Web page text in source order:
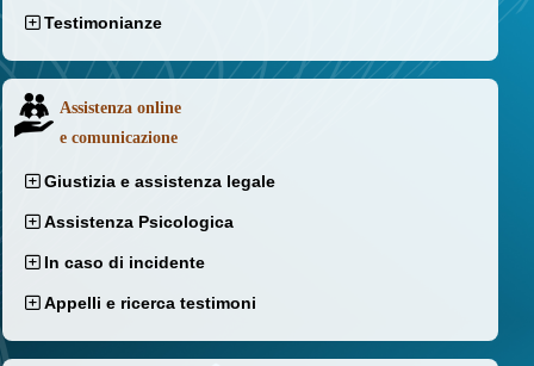
Testimonianze
Assistenza online
e comunicazione
Giustizia e assistenza legale
Assistenza Psicologica
In caso di incidente
Appelli e ricerca testimoni